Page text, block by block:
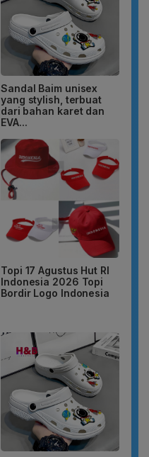
Sandal Baim unisex
yang stylish, terbuat
dari bahan karet dan
EVA...
Topi 17 Agustus Hut RI
Indonesia 2026 Topi
Bordir Logo Indonesia